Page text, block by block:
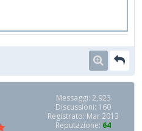
Messaggi: 2,923
Discussioni: 160
Registrato: Mar 2013
Reputazione: 64